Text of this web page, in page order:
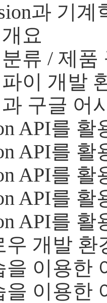
과 기계
요
류 / 제품
이 개발
구글 어
API를 활
API를 활
API를 활
API를 활
API를 활
우 개발 환
을 이용한
을 이용한